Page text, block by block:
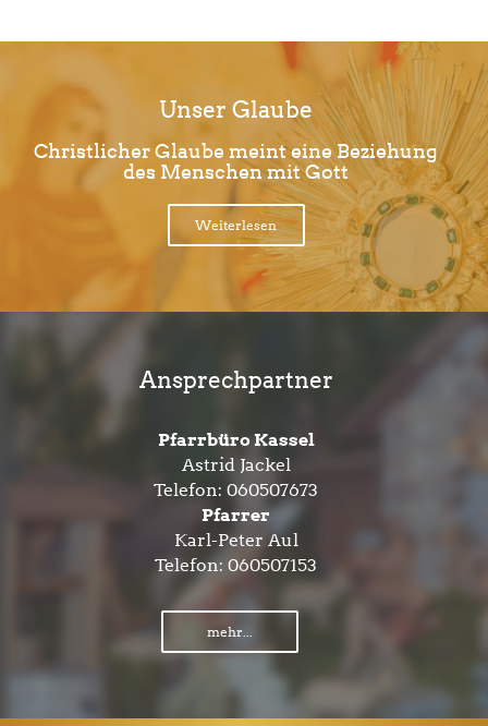
Unser Glaube
Christlicher Glaube meint eine Beziehung
des Menschen mit Gott
Weiterlesen
Ansprechpartner
Pfarrbüro Kassel
Astrid Jackel
Telefon: 060507673
Pfarrer
Karl-Peter Aul
Telefon: 060507153
mehr...